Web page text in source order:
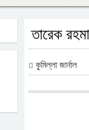
তারেক
কুমিল্লা জার্নাল